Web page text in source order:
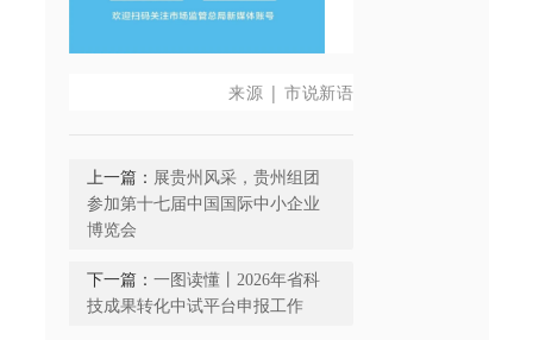
来源 | 市说新语
上一篇： 展贵州风采，贵州组团
参加第十七届中国国际中小企业
博览会
下一篇： 一图读懂丨2026年省科
技成果转化中试平台申报工作